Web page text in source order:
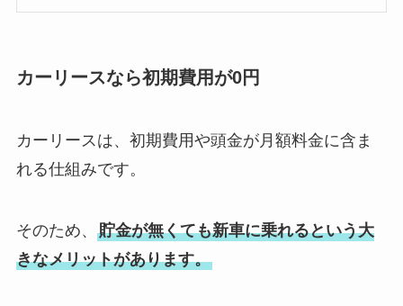
カーリースなら初期費用が0円
カーリースは、初期費用や頭金が月額料金に含ま
れる仕組みです。
そのため、 貯金が無くても新車に乗れるという大
きなメリットがあります。